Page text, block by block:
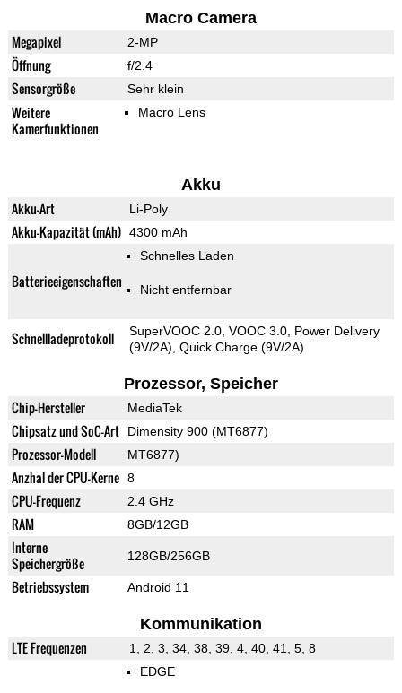
Macro Camera
Megapixel 2-MP
Öffnung f/2.4
Sensorgröße Sehr klein
Weitere
Kamerfunktionen
Macro Lens
Akku
Akku-Art Li-Poly
Akku-Kapazität (mAh) 4300 mAh
Batterieeigenschaften
Schnelles Laden
Nicht entfernbar
Schnellladeprotokoll
SuperVOOC 2.0, VOOC 3.0, Power Delivery
(9V/2A), Quick Charge (9V/2A)
Prozessor, Speicher
Chip-Hersteller MediaTek
Chipsatz und SoC-Art Dimensity 900 (MT6877)
Prozessor-Modell MT6877)
Anzhal der CPU-Kerne 8
CPU-Frequenz 2.4 GHz
RAM 8GB/12GB
Interne
Speichergröße
128GB/256GB
Betriebssystem Android 11
Kommunikation
LTE Frequenzen
1, 2, 3, 34, 38, 39, 4, 40, 41, 5, 8
EDGE